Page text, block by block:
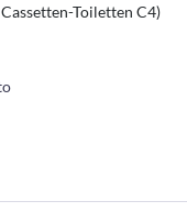
Toiletten C4)